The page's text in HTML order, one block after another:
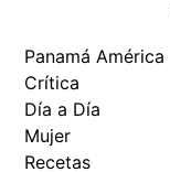
Panamá América
Crítica
Día a Día
Mujer
Recetas